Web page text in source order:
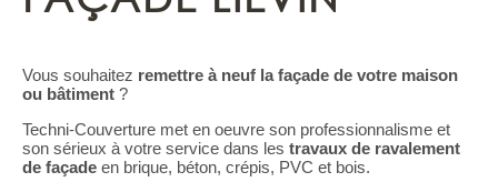
Vous souhaitez remettre à neuf la façade de votre maison
ou bâtiment ?
Techni-Couverture met en oeuvre son professionnalisme et
son sérieux à votre service dans les travaux de ravalement
de façade en brique, béton, crépis, PVC et bois.